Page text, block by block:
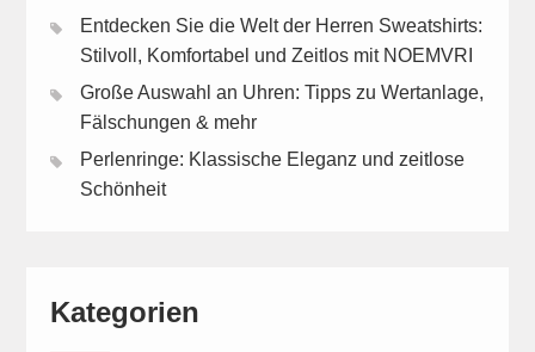
Entdecken Sie die Welt der Herren Sweatshirts:
Stilvoll, Komfortabel und Zeitlos mit NOEMVRI
Große Auswahl an Uhren: Tipps zu Wertanlage,
Fälschungen & mehr
Perlenringe: Klassische Eleganz und zeitlose
Schönheit
Kategorien